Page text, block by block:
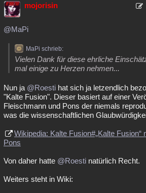
mojorisin
@MaPi
MaPi schrieb:
Vielen Dank für diese ehrliche
mal einige zu Herzen nehmen...
Nun ja @Roesti hat sich ja letzendlich
"Kalte Fusion". Dieser basiert auf einer
Fleischmann und Pons der niemals
was die wissenschaftlichen
Wikipedia: Kalte Fusion#„Kalte
Pons
Von daher hatte @Roesti natürlich Recht.
Weiters steht in Wiki: